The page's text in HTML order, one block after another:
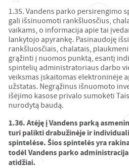
1.35. Vandens parko persirengimo
gali išsinuomoti rankšluosčius,
vaikams, o informacija apie tai
lankytojo apyrankę. Pasinaudoję
rankšluosčiais, chalatais,
grąžinti į nuomos punktą, esantį
spintelių administratoriaus darbo
veiksmas įskaitomas elektroninėje
užstatas. Negrąžinus išnuomoto
išėjimo kasose privalo sumokėti
nurodytą baudą.
1.36. Atėję į Vandens parką
turi palikti drabužinėje ir
spintelėse. Šios spintelės yra
todėl Vandens parko
atidžiai.